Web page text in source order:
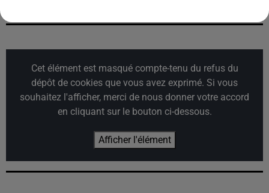
Cet élément est masqué compte-tenu du refus du
dépôt de cookies que vous avez exprimé. Si vous
souhaitez l'afficher, merci de nous donner votre accord
en cliquant sur le bouton ci-dessous.
Afficher l'élément